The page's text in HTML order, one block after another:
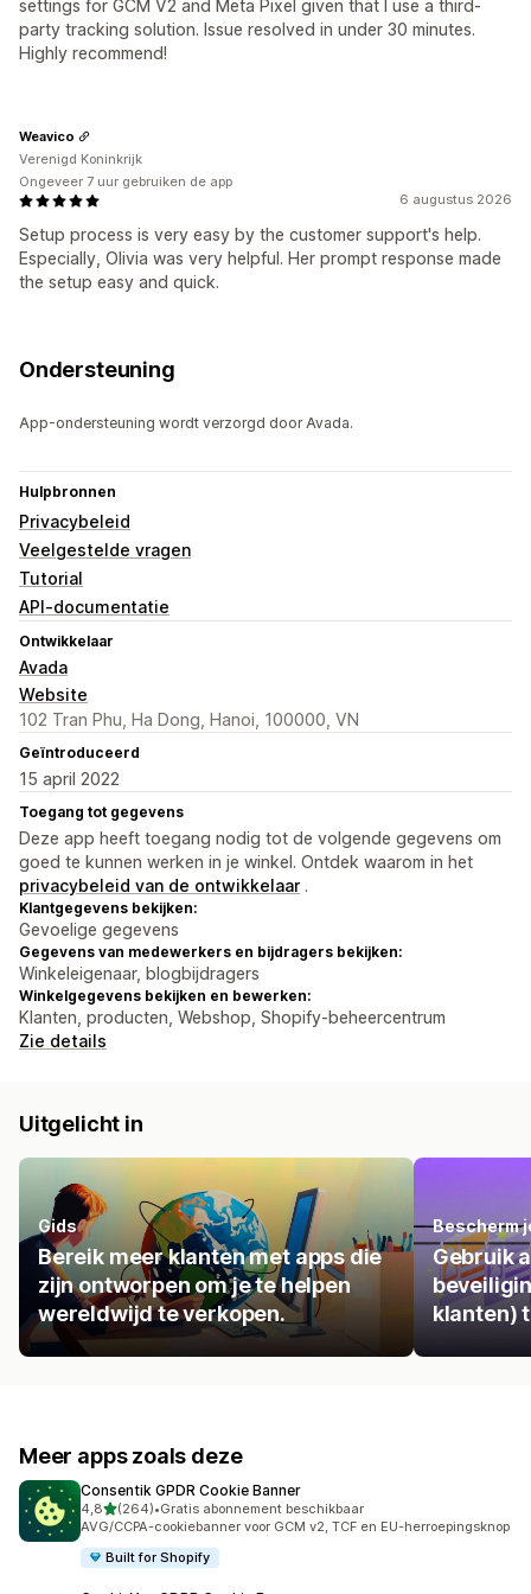
settings for GCM V2 and Meta Pixel given that I use a third-
party tracking solution. Issue resolved in under 30 minutes.
Highly recommend!
6 augustus 2026
Setup process is very easy by the customer support's help.
Especially, Olivia was very helpful. Her prompt response made
the setup easy and quick.
Weavico
Verenigd Koninkrijk
Ongeveer 7 uur gebruiken de app
Ondersteuning
App-ondersteuning wordt verzorgd door Avada.
Hulpbronnen
Privacybeleid
Veelgestelde vragen
Tutorial
API-documentatie
Ontwikkelaar
Avada
Website
102 Tran Phu, Ha Dong, Hanoi, 100000, VN
Geïntroduceerd
15 april 2022
Toegang tot gegevens
Deze app heeft toegang nodig tot de volgende gegevens om
goed te kunnen werken in je winkel. Ontdek waarom in het
privacybeleid van de ontwikkelaar .
Klantgegevens bekijken:
Gevoelige gegevens
Gegevens van medewerkers en bijdragers bekijken:
Winkeleigenaar, blogbijdragers
Winkelgegevens bekijken en bewerken:
Klanten, producten, Webshop, Shopify-beheercentrum
Zie details
Uitgelicht in
Gids
Bereik meer klanten met apps die
zijn ontworpen om je te helpen
wereldwijd te verkopen.
Bescherm
Gebruik
klanten)
Meer apps zoals deze
Consentik GPDR Cookie Banner
4,8van 5 sterren
(264)
264 recensies in totaal
•Gratis abonnement beschikbaar
AVG/CCPA-cookiebanner voor GCM v2, TCF en EU-herroepingsknop
Built for Shopify